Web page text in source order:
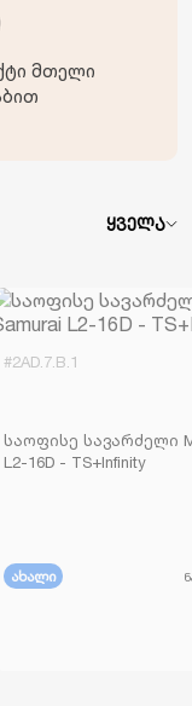
მთელი
ყველა
#2AD.7.B.1
საოფისე სავარძელი
L2-16D - TS+Infinity
ახალი